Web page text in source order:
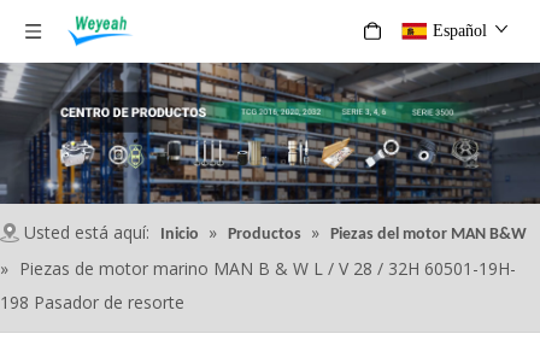
Español
Usted está aquí: Inicio » Productos » Piezas del motor MAN B&W
» Piezas de motor marino MAN B & W L / V 28 / 32H 60501-19H-
198 Pasador de resorte